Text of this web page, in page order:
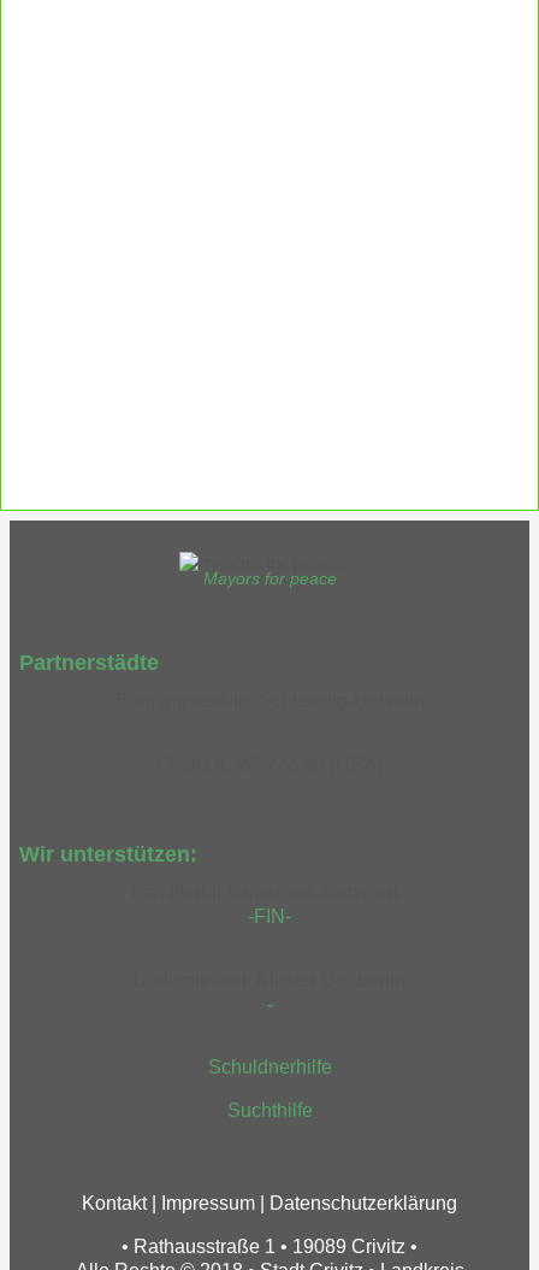
Mayors for peace
Partnerstädte
Wir unterstützen:
-FIN-
-
Schuldnerhilfe
Suchthilfe
Kontakt| Impressum Datenschutzerklärung
• Rathausstraße 1 • 19089 Crivitz •